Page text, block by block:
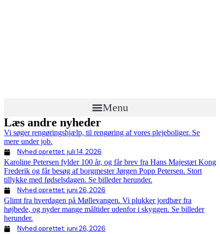
Menu
Læs andre nyheder
Vi søger rengøringshjælp, til rengøring af vores plejeboliger. Se
mere under job.
Nyhed oprettet: juli 14, 2026
Karoline Petersen fylder 100 år, og får brev fra Hans Majestæt Kong
Frederik og får besøg af borgmester Jørgen Popp Petersen. Stort
tillykke med fødselsdagen. Se billeder herunder.
Nyhed oprettet: juni 26, 2026
Glimt fra hverdagen på Møllevangen. Vi plukker jordbær fra
højbede, og nyder mange måltider udenfor i skyggen. Se billeder
herunder.
Nyhed oprettet: juni 26, 2026